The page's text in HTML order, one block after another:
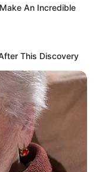
An Incredible
This Discovery